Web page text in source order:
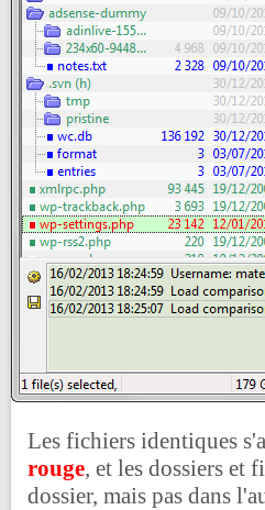
Les fichiers identiques
rouge, et les dossiers et
dossier, mais pas dans